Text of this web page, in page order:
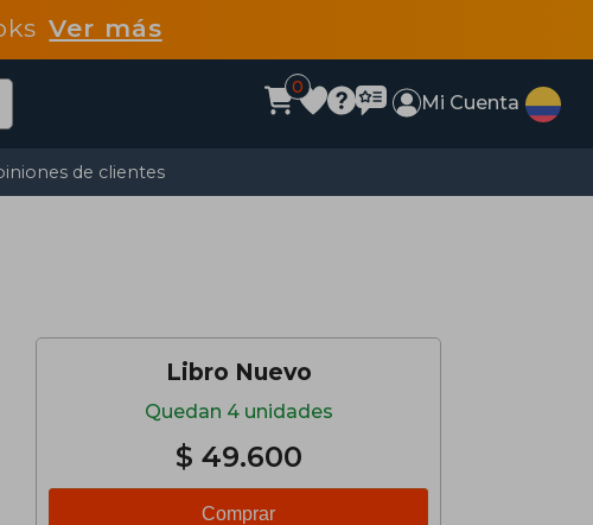
Ver más
0
Mi Cuenta
de clientes
Libro Nuevo
Quedan 4 unidades
$ 49.600
Comprar